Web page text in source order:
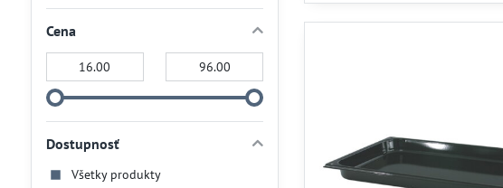
Cena
Dostupnosť
Všetky produkty